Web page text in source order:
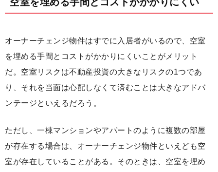
オーナーチェンジ物件はすでに入居者がいるので、空室
を埋める手間とコストがかかりにくいことがメリット
だ。空室リスクは不動産投資の大きなリスクの1つであ
り、それを当面は心配しなくて済むことは大きなアドバ
ンテージといえるだろう。
ただし、一棟マンションやアパートのように複数の部屋
が存在する場合は、オーナーチェンジ物件といえども空
室が存在していることがある。そのときは、空室を埋め